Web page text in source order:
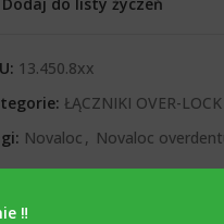
‼️
13.450.8xx
ŁĄCZNIKI OVER-
Novaloc , Novaloc